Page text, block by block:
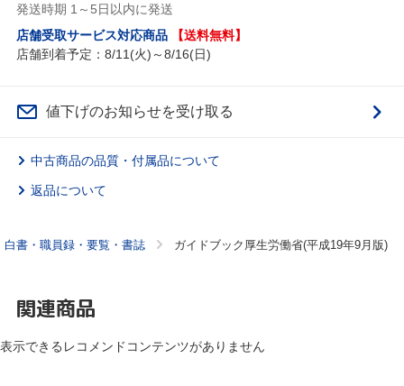
発送時期 1～5日以内に発送
店舗受取サービス対応商品
【送料無料】
店舗到着予定：8/11(火)～8/16(日)
値下げのお知らせを受け取る
中古商品の品質・付属品について
返品について
白書・職員録・要覧・書誌 ガイドブック厚生労働省(平成19年9月版)
関連商品
表示できるレコメンドコンテンツがありません